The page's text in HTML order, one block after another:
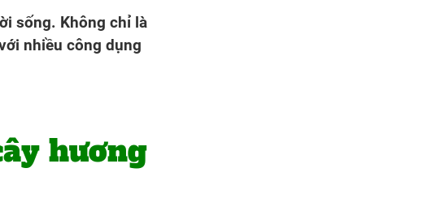
sống. Không chỉ là
nhiều công dụng
hương